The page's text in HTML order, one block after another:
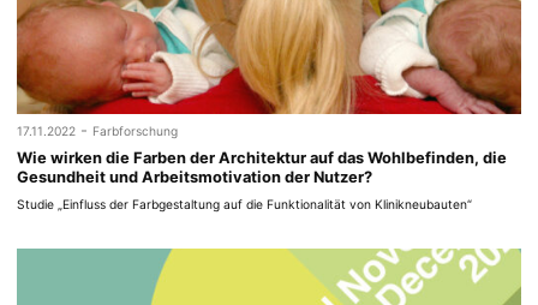
17.11.2022 - Farbforschung
Wie wirken die Farben der Architektur auf das Wohlbefinden, die
Gesundheit und Arbeitsmotivation der Nutzer?
Studie „Einfluss der Farbgestaltung auf die Funktionalität von Klinikneubauten“